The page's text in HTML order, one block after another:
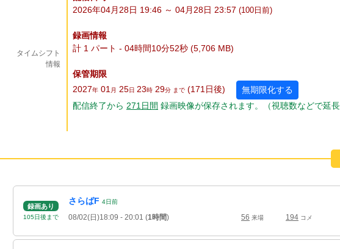
タイムシフト
情報
2026年04月28日 19:46 ～ 04月28日 23:57 (100 日 前)
録画情報
計 1 パート - 04時間10分52秒 (5,706 MB)
保管期限
2027年 01月 25日 23時 29分 まで (171日後)
無期限化する
配信終了から 271 日間 録画映像が保存されます。（視聴数などで延長
録画あり
105日後 まで
さらばF 4日前
08/02(日)18:09 - 20:01 (1時間) 56 来場 194 コメ